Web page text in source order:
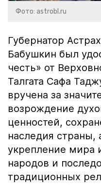
Фото: astrobl.ru
Губернатор
Бабушкин был
честь» от
Талгата Сафа
вручена за
возрождение
ценностей,
наследия страны,
укрепление мира
народов и
традиционных